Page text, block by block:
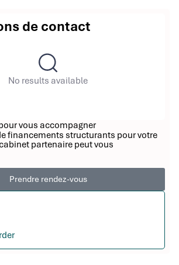
de contact
No results available
vous accompagner
financements structurants pour votre
partenaire peut vous
Prendre rendez-vous